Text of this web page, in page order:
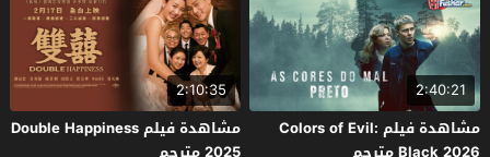
2:40:21
مشاهدة فيلم Colors of Evil:
2:10:35
مشاهدة فيلم Double Happiness